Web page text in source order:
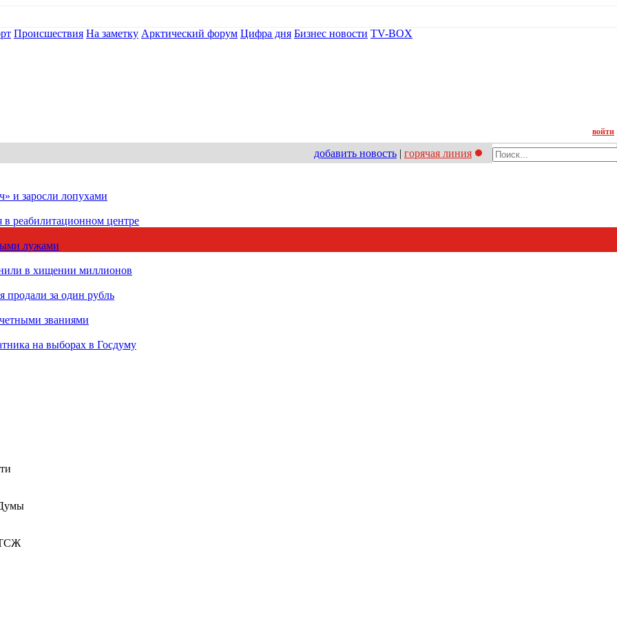
Происшествия На заметку Арктический форум Цифра дня Бизнес новости TV-BOX
войти
добавить новость | горячая линия
и заросли лопухами
реабилитационном центре
лужами
в хищении миллионов
продали за один рубль
званиями
на выборах в Госдуму
ТСЖ